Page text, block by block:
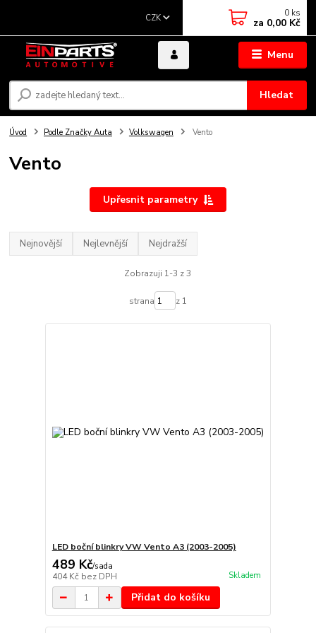
Menu
CZK
Hledat
0 ks
za 0,00 Kč
Úvod Podle Značky Auta Volkswagen Vento
Vento
Upřesnit parametry
Nejnovější Nejlevnější Nejdražší
Zobrazuji 1-3 z 3
strana z 1
LED boční blinkry VW Vento A3 (2003-2005)
489 Kč/sada
404 Kč bez DPH Skladem
Přidat do košíku